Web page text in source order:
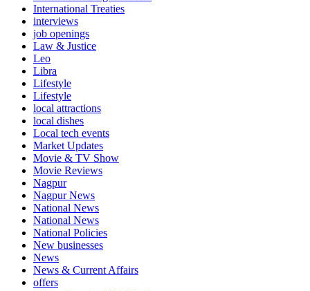
International Treaties
interviews
job openings
Law & Justice
Leo
Libra
Lifestyle
Lifestyle
local attractions
local dishes
Local tech events
Market Updates
Movie & TV Show
Movie Reviews
Nagpur
Nagpur News
National News
National News
National Policies
New businesses
News
News & Current Affairs
offers